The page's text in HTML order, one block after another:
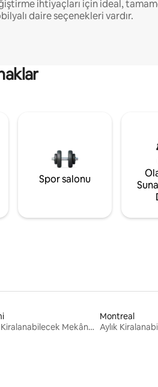
ihtiyaçları için ideal,
daire seçenekleri vardır.
Spor salonu
Aylık Kiralanabilecek Mekânlar
Montreal